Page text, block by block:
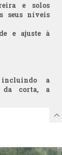
e solos
seus níveis
e ajuste à
incluindo a
da corta, a